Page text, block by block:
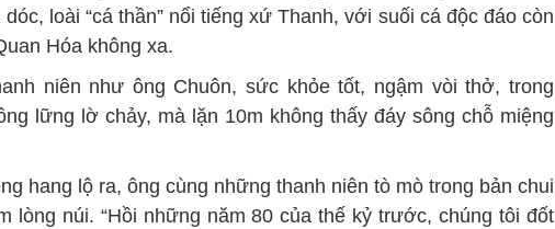
loài “cá thần” nổi tiếng xứ Thanh, với suối cá độc đáo còn
Hóa không xa.
niên như ông Chuôn, sức khỏe tốt, ngậm vòi thở, trong
lững lờ chảy, mà lặn 10m không thấy đáy sông chỗ miệng
hang lộ ra, ông cùng những thanh niên tò mò trong bản chui
lòng núi. “Hồi những năm 80 của thế kỷ trước, chúng tôi đốt